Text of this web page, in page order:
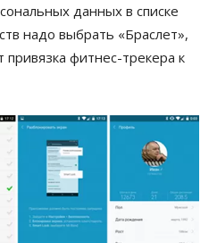
данных в списке
надо выбрать «Браслет»,
привязка фитнес-трекера к